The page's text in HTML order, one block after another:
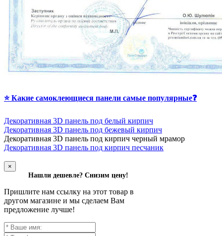
⭐ Какие самоклеющиеся панели самые популярные❓
Декоративная 3D панель под белый кирпич
Декоративная 3D панель под бежевый кирпич
Декоративная 3D панель под кирпич черный мрамор
Декоративная 3D панель под кирпич песчаник
×
Нашли дешевле? Снизим цену!
Пришлите нам ссылку на этот товар в
другом магазине и мы сделаем Вам
предложение лучше!